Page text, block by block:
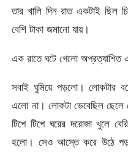
তার খালি দিন রাত একটাই ছিল
বেশি টাকা জমানো যায়।
এক রাতে ঘটে গেলো অপ্রত্যাশিত
সবাই ঘুমিয়ে পড়লো। লোকটার
এলো না। লোকটা ভেবেছিল
টিপে টিপে ঘরের দরোজা খুলে
হলো। সেও আস্তে করে উঠে